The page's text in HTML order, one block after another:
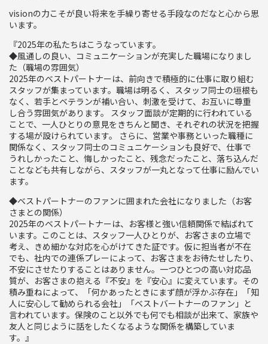
visionの力こそが良い将来を手繰り寄せる手段なのだなと心から思
います。
『2025年の私たちはこうなっています。
◆風通しの良い、コミュニケーションが充実した職場になりまし
た（職場の雰囲気）
2025年のベストパートナーは、前向きで積極的に仕事に取り組む
スタッフが集まっています。職場は明るく、スタッフ同士の垣根も
なく、若手とベテランが補い合い、刺激を受けて、お互いに尊重
し合う雰囲気があります。 スタッフ面談が定期的に行われている
ことで、一人ひとりの意見をきちんと聞き、それぞれの状況を把握
する場が設けられています。 さらに、営業や事務といった職種に
関係なく、スタッフ同士のコミュニケーションも良好で、仕事で
うれしかったこと、悔しかったこと、残念だったこと、落ち込んだ
ことなども共有しながら、スタッフが一丸となって仕事に励んでい
ます。
◆ベストパートナーのファンに囲まれた会社になりました（お客
さまとの関係）
2025年のベストパートナーは、お客様と強い信頼関係で結ばれて
います。このことは、スタッフ一人ひとりが、お客さまの立場で
考え、きめ細かな対応を心がけてきた証です。仮に担当者が不在
でも、社内での連係プレーによって、お客さまをお待たせしたり、
不安にさせたりすることはありません。一つひとつの高い対応品
質が、お客さまの抱える『不安』を『安心』に変えています。その
積み重ねによって、「何かあったときにまず顔が浮かぶ存在」「知
人に安心して勧められる会社」「ベストバートナーのファン」と
言われています。保険のこと以外でも何でも相談が出来て、家族や
友人と同じように話をしたくなるような関係を構築していま
す。』